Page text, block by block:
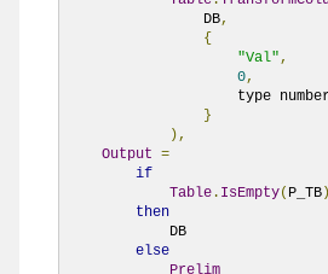
                DB
,
{
"Val",
0,
type
}
),
Output =
if
Table . IsEmpty( P_TB)
then
            DB
else
Prelim